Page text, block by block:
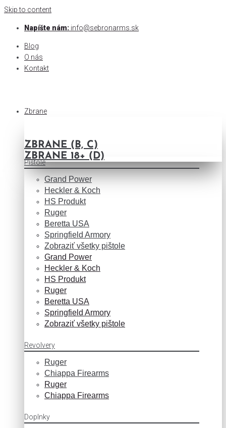
Skip to content
Napíšte nám: info@sebronarms.sk
Blog
O nás
Kontakt
Zbrane
ZBRANE (B, C)
ZBRANE 18+ (D)
Pištole
Grand Power
Heckler & Koch
HS Produkt
Ruger
Beretta USA
Springfield Armory
Zobraziť všetky pištole
Grand Power
Heckler & Koch
HS Produkt
Ruger
Beretta USA
Springfield Armory
Zobraziť všetky pištole
Revolvery
Ruger
Chiappa Firearms
Ruger
Chiappa Firearms
Doplnky